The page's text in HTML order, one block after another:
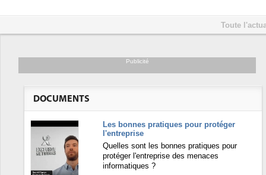
Toute
Publicité
DOCUMENTS
Les bonnes pratiques pour protéger
l'entreprise
Quelles sont les bonnes pratiques pour
protéger l'entreprise des menaces
informatiques ?